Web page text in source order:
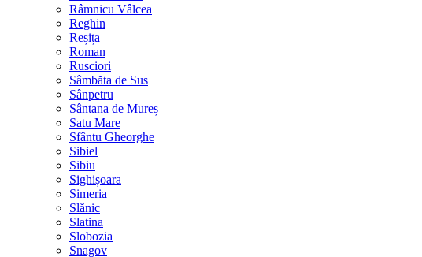
Râmnicu Vâlcea
Reghin
Reșița
Roman
Rusciori
Sâmbăta de Sus
Sânpetru
Sântana de Mureș
Satu Mare
Sfântu Gheorghe
Sibiel
Sibiu
Sighișoara
Simeria
Slănic
Slatina
Slobozia
Snagov